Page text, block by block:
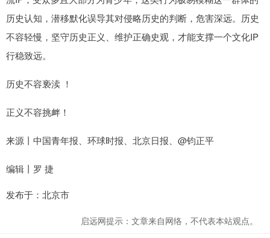
历史认知，潜移默化误导其对侵略历史的判断，危害深远。历史
不容轻慢，坚守历史正义、维护正确史观，才能支撑一个文化IP
行稳致远。
历史不容亵渎 ！
正义不容挑衅！
来源丨中国青年报、环球时报、北京日报、@钧正平
编辑丨罗 捷
发布于：北京市
启远网提示：文章来自网络，不代表本站观点。